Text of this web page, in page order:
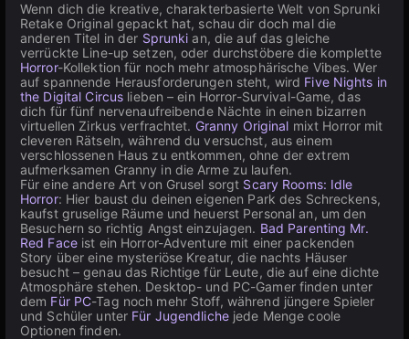
Wenn dich die kreative, charakterbasierte Welt von Sprunki
Retake Original gepackt hat, schau dir doch mal die
anderen Titel in der Sprunki an, die auf das gleiche
verrückte Line-up setzen, oder durchstöbere die komplette
Horror-Kollektion für noch mehr atmosphärische Vibes. Wer
auf spannende Herausforderungen steht, wird Five Nights in
the Digital Circus lieben – ein Horror-Survival-Game, das
dich für fünf nervenaufreibende Nächte in einen bizarren
virtuellen Zirkus verfrachtet. Granny Original mixt Horror mit
cleveren Rätseln, während du versuchst, aus einem
verschlossenen Haus zu entkommen, ohne der extrem
aufmerksamen Granny in die Arme zu laufen.
Für eine andere Art von Grusel sorgt Scary Rooms: Idle
Horror: Hier baust du deinen eigenen Park des Schreckens,
kaufst gruselige Räume und heuerst Personal an, um den
Besuchern so richtig Angst einzujagen. Bad Parenting Mr.
Red Faceist ein Horror-Adventure mit einer packenden
Story über eine mysteriöse Kreatur, die nachts Häuser
besucht – genau das Richtige für Leute, die auf eine dichte
Atmosphäre stehen. Desktop- und PC-Gamer finden unter
dem Für PC-Tag noch mehr Stoff, während jüngere Spieler
und Schüler unter Für Jugendlichejede Menge coole
Optionen finden.